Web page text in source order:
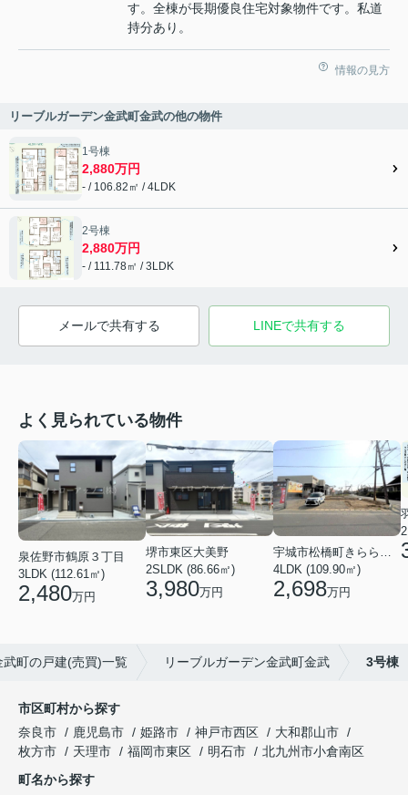
す。全棟が長期優良住宅対象物件です。私道
持分あり。
情報の見方
リーブルガーデン金武町金武の他の物件
1号棟
2,880万円
- / 106.82㎡ / 4LDK
2号棟
2,880万円
- / 111.78㎡ / 3LDK
メールで共有する LINEで共有する
よく見られている物件
泉佐野市鶴原３丁目
3LDK (112.61㎡)
2,480万円
堺市東区大美野
2SLDK (86.66㎡)
3,980万円
宇城市松橋町きらら３丁目
4LDK (109.90㎡)
2,698万円
武町の戸建(売買)一覧 リーブルガーデン金武町金武 3号棟
市区町村から探す
奈良市
鹿児島市 姫路市 神戸市西区
大和郡山市
枚方市
天理市 福岡市東区 明石市
北九州市小倉南区
町名から探す